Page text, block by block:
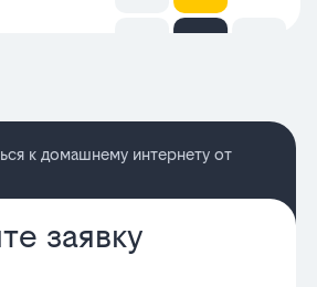
к домашнему интернету от
заявку